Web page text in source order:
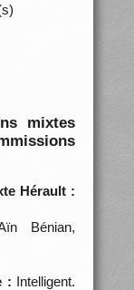
mixtes
Hérault :
Bénian,
: Intelligent.